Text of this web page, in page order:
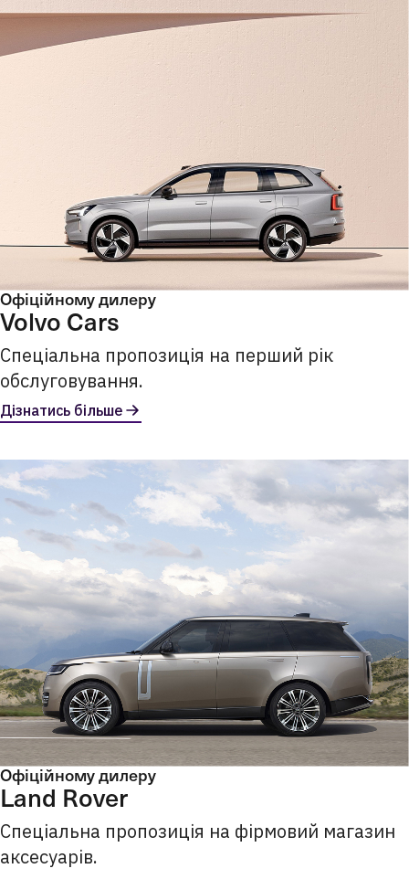
Офіційному дилеру
Volvo Cars
Спеціальна пропозиція на перший рік
обслуговування.
Дізнатись більше
Офіційному дилеру
Land Rover
Спеціальна пропозиція на фірмовий магазин
аксесуарів.